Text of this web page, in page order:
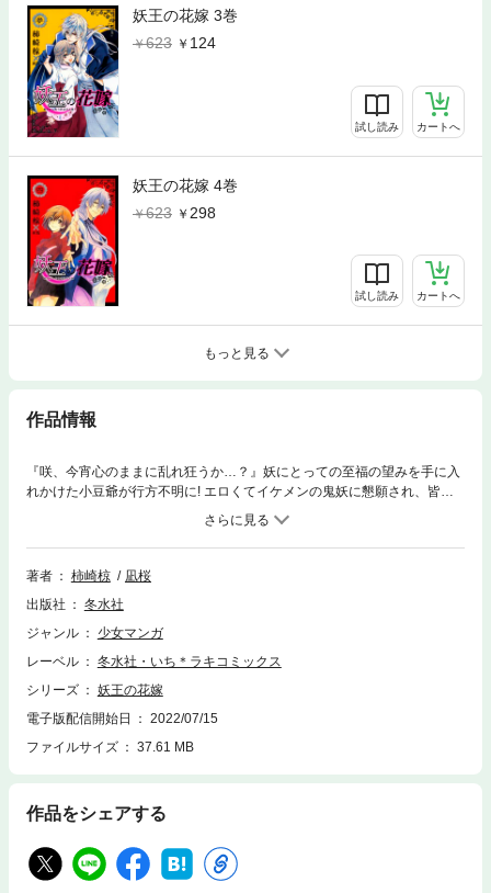
妖王の花嫁 3巻
623
124
試し読み カートへ
妖王の花嫁 4巻
623
298
試し読み カートへ
もっと見る
作品情報
『咲、今宵心のままに乱れ狂うか…？』妖にとっての至福の望みを手に入
れかけた小豆爺が行方不明に! エロくてイケメンの鬼妖に懇願され、皆で
小豆爺探しスタートだけど!?咲と朧が急接近の第４巻!!巻末描下しイラスト
著者 柿崎椋
凪桜
出版社
冬水社
ジャンル
少女マンガ
レーベル
冬水社・いち＊ラキコミックス
シリーズ
妖王の花嫁
電子版配信開始日
2022/07/15
ファイルサイズ
37.61 MB
作品をシェアする